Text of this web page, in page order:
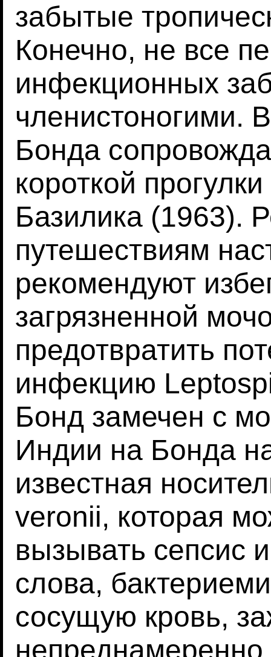
забытые
Конечно, не все
инфекционных
членистоногими.
Бонда
короткой
Базилика (1963).
путешествиям
рекомендуют
загрязненной
предотвратить
инфекцию
Бонд замечен с
Индии на Бонда
известная
veronii, которая
вызывать сепсис
слова,
сосущую кровь,
непреднамеренно